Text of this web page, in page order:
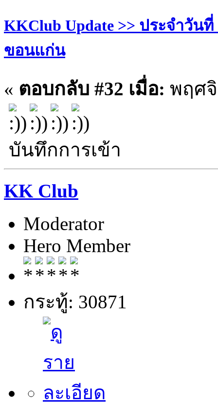
KKClub Update >> ประจำวันที่
ขอนแก่น
« ตอบกลับ #32 เมื่อ: พฤศจิ
บันทึกการเข้า
KK Club
Moderator
Hero Member
กระทู้: 30871